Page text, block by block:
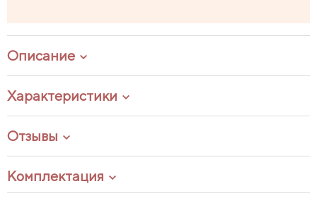
Описание
Характеристики
Отзывы
Комплектация